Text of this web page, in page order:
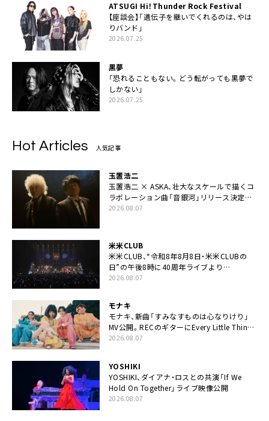
ATSUGI Hi！Thunder Rock Festival
【座談会】「遺伝子を継いでくれるのは、やは
りバンド」
2026.07.25
黒夢
「恐れることもない。どう転がっても黒夢で
しかない」
2026.07.25
Hot Articles 人気記事
玉置浩二
玉置浩二 × ASKA、壮大なスケールで描くコ
ラボレーション曲「音銀河」リリース決定。
カップリングには新曲「命の宿り」収録も
2026.08.07
米米CLUB
米米CLUB、“令和8年8月8日・米米CLUBの
日”の午後8時に40周年ライブより
「FANtachy medley」を88年限定公開
2026.08.07
モナキ
モナキ、新曲「すみなすものは心なりけり」
MV公開。RECのギターにEvery Little Thing・
伊藤一朗参加も
2026.08.07
YOSHIKI
YOSHIKI、ダイアナ・ロスとの共演「If We
Hold On Together」ライブ映像公開
2026.08.07